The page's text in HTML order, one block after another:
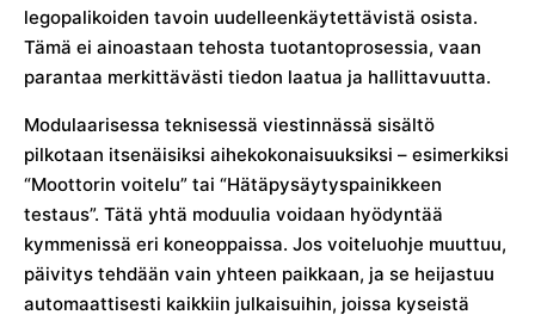
legopalikoiden tavoin uudelleenkäytettävistä osista.
Tämä ei ainoastaan tehosta tuotantoprosessia, vaan
parantaa merkittävästi tiedon laatua ja hallittavuutta.
Modulaarisessa teknisessä viestinnässä sisältö
pilkotaan itsenäisiksi aihekokonaisuuksiksi – esimerkiksi
“Moottorin voitelu” tai “Hätäpysäytyspainikkeen
testaus”. Tätä yhtä moduulia voidaan hyödyntää
kymmenissä eri koneoppaissa. Jos voiteluohje muuttuu,
päivitys tehdään vain yhteen paikkaan, ja se heijastuu
automaattisesti kaikkiin julkaisuihin, joissa kyseistä